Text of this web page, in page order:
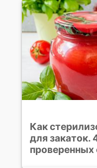
Как
для закаток.
проверенных